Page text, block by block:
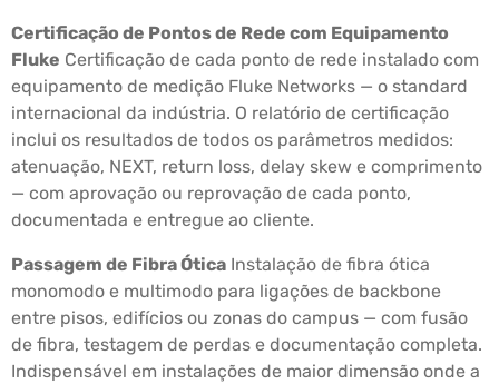
Certificação de Pontos de Rede com Equipamento
Fluke Certificação de cada ponto de rede instalado com
equipamento de medição Fluke Networks — o standard
internacional da indústria. O relatório de certificação
inclui os resultados de todos os parâmetros medidos:
atenuação, NEXT, return loss, delay skew e comprimento
— com aprovação ou reprovação de cada ponto,
documentada e entregue ao cliente.
Passagem de Fibra Ótica Instalação de fibra ótica
monomodo e multimodo para ligações de backbone
entre pisos, edifícios ou zonas do campus — com fusão
de fibra, testagem de perdas e documentação completa.
Indispensável em instalações de maior dimensão onde a